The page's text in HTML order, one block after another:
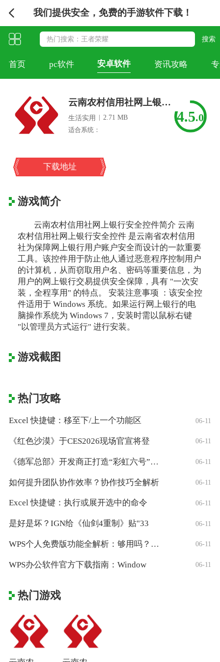
我们提供安全，免费的手游软件下载！
首页 pc软件 安卓软件 资讯攻略
云南农村信用社网上银行安全控件
生活实用 | 2.71 MB
适合系统：
4.5.0
下载地址
游戏简介
云南农村信用社网上银行安全控件简介 云南
农村信用社网上银行安全控件 是云南省农村信用
社为保障网上银行用户账户安全而设计的一款重要
工具。该控件用于防止他人通过恶意程序控制用户
的计算机，从而窃取用户名、密码等重要信息，为
用户的网上银行交易提供安全保障，具有 "一次安
装，全程享用" 的特点。 安装注意事项 ：该安全控
件适用于 Windows 系统。如果运行网上银行的电
脑操作系统为 Windows 7，安装时需以鼠标右键
"以管理员方式运行" 进行安装。
游戏截图
热门攻略
Excel 快捷键：移至下/上一个功能区 06-11
《红色沙漠》于CES2026现场官宣将登 06-11
《德军总部》开发商正打造“彩虹六号”风格 06-11
如何提升团队协作效率？协作技巧全解析 06-11
Excel 快捷键：执行或展开选中的命令 06-11
是好是坏？IGN给《仙剑4重制》贴"33 06-11
WPS个人免费版功能全解析：够用吗？适合 06-11
WPS办公软件官方下载指南：Window 06-11
热门游戏